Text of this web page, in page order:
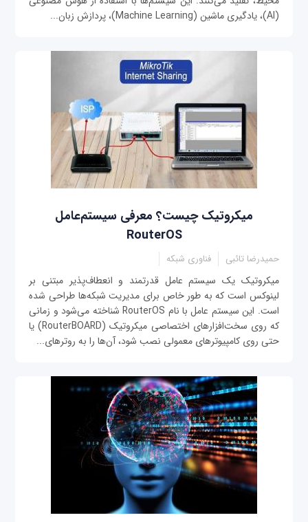
(AI)، یادگیری ماشین (Machine Learning)، پردازش زبان...
میکروتیک چیست؟ معرفی سیستم‌عامل
RouterOS
حمیدرضا تائبی فناوری شبکه
میکروتیک یک سیستم عامل قدرتمند و انعطاف‌پذیر مبتنی بر
لینوکس است که به طور خاص برای مدیریت شبکه‌ها طراحی شده
است. این سیستم عامل با نام RouterOS شناخته می‌شود و زمانی
که روی سخت‌افزارهای اختصاصی میکروتیک (RouterBOARD) یا
حتی روی کامپیوترهای معمولی نصب شود، آن‌ها را به روترهای...